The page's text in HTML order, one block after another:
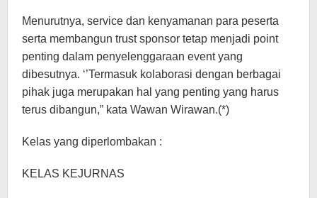
Menurutnya, service dan kenyamanan para peserta
serta membangun trust sponsor tetap menjadi point
penting dalam penyelenggaraan event yang
dibesutnya. ‘’Termasuk kolaborasi dengan berbagai
pihak juga merupakan hal yang penting yang harus
terus dibangun,” kata Wawan Wirawan.(*)
Kelas yang diperlombakan :
KELAS KEJURNAS